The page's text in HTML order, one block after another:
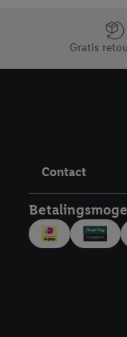
Jouw voordelen bij
Gratis
Contact